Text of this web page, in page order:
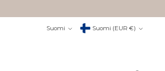
Suomi Valuutta Suomi (EUR €)